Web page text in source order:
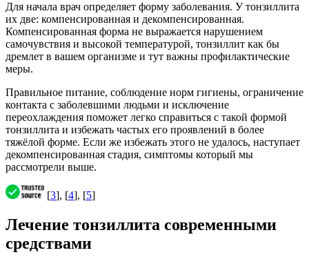
Для начала врач определяет форму заболевания. У тонзиллита
их две: компенсированная и декомпенсированная.
Компенсированная форма не выражается нарушением
самочувствия и высокой температурой, тонзиллит как бы
дремлет в вашем организме и тут важны профилактические
меры.
Правильное питание, соблюдение норм гигиены, ограничение
контакта с заболевшими людьми и исключение
переохлаждения поможет легко справиться с такой формой
тонзиллита и избежать частых его проявлений в более
тяжёлой форме. Если же избежать этого не удалось, наступает
декомпенсированная стадия, симптомы который мы
рассмотрели выше.
[3], [4], [5]
Лечение тонзиллита современными
средствами